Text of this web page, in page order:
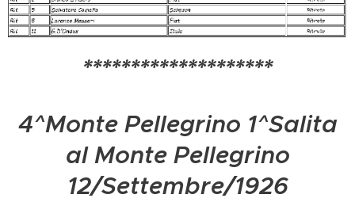
********************
4^Monte Pellegrino 1^Salita
al Monte Pellegrino
12/Settembre/1926